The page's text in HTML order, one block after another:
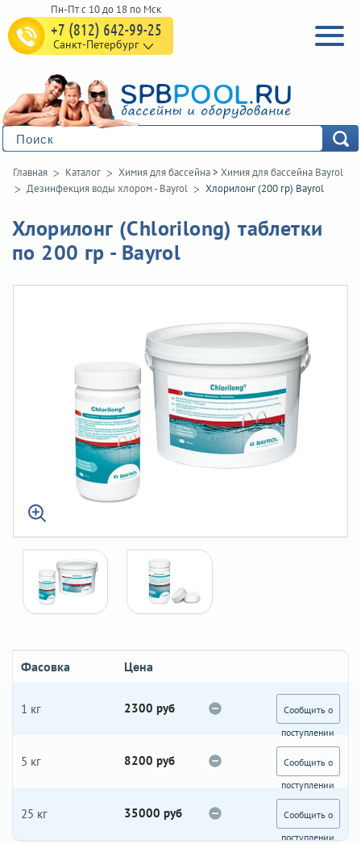
+7 (812) 642-99-25
Санкт-Петербург
Главная Каталог Химия для бассейна> Химия для бассейна Bayrol
Дезинфекция воды хлором - Bayrol
Хлорилонг (200 гр) Bayrol
Хлорилонг (Chlorilong) таблетки
по 200 гр - Bayrol
Фасовка Цена
1 кг 2300 руб
Сообщить о
поступлении
5 кг 8200 руб
Сообщить о
поступлении
25 кг 35000 руб
Сообщить о
поступлении